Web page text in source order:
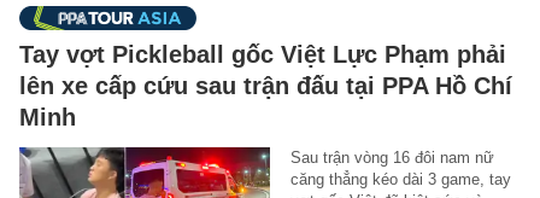
Tay vợt Pickleball gốc Việt Lực Phạm phải
lên xe cấp cứu sau trận đấu tại PPA Hồ Chí
Minh
Sau trận vòng 16 đôi nam nữ
căng thẳng kéo dài 3 game, tay